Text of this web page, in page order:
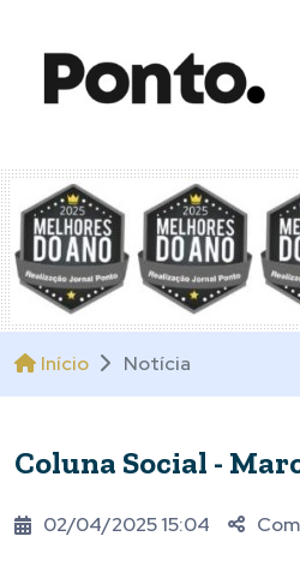
Início Notícia
Coluna Social -
02/04/2025 15:04